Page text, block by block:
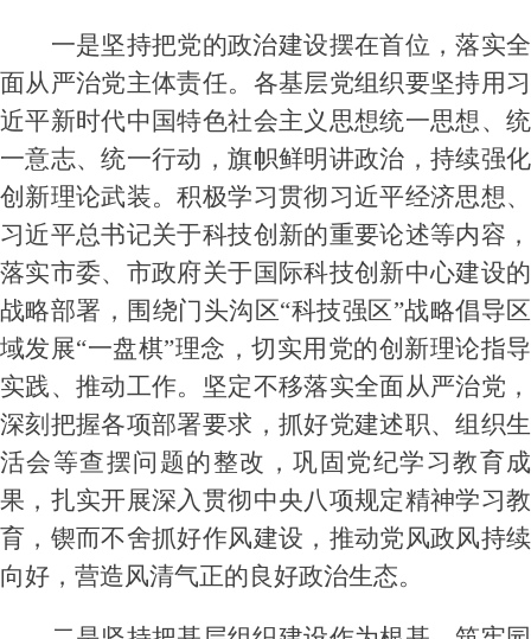
一是坚持把党的政治建设摆在首位，落实全
面从严治党主体责任。各基层党组织要坚持用习
近平新时代中国特色社会主义思想统一思想、统
一意志、统一行动，旗帜鲜明讲政治，持续强化
创新理论武装。积极学习贯彻习近平经济思想、
习近平总书记关于科技创新的重要论述等内容，
落实市委、市政府关于国际科技创新中心建设的
战略部署，围绕门头沟区“科技强区”战略倡导区
域发展“一盘棋”理念，切实用党的创新理论指导
实践、推动工作。坚定不移落实全面从严治党，
深刻把握各项部署要求，抓好党建述职、组织生
活会等查摆问题的整改，巩固党纪学习教育成
果，扎实开展深入贯彻中央八项规定精神学习教
育，锲而不舍抓好作风建设，推动党风政风持续
向好，营造风清气正的良好政治生态。